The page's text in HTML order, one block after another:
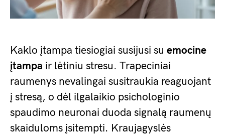
Kaklo įtampa tiesiogiai susijusi su emocine
įtampa ir lėtiniu stresu. Trapeciniai
raumenys nevalingai susitraukia reaguojant
į stresą, o dėl ilgalaikio psichologinio
spaudimo neuronai duoda signalą raumenų
skaiduloms įsitempti. Kraujagyslės